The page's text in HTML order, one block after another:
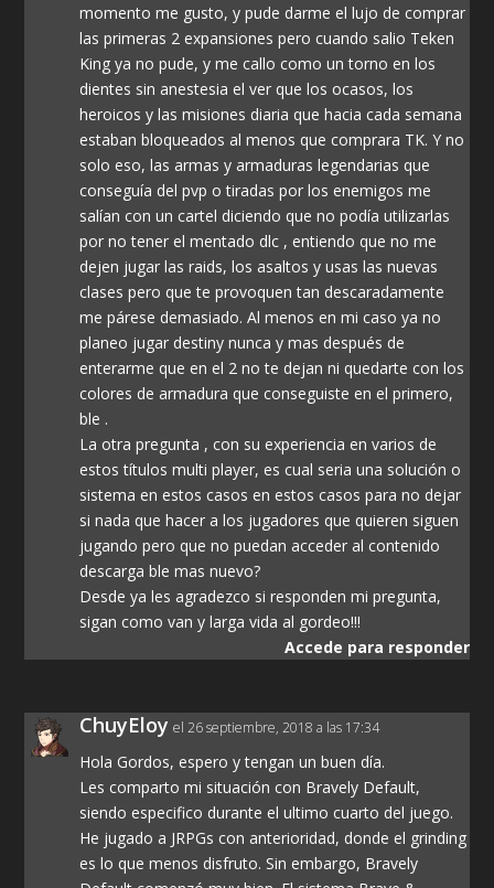
momento me gusto, y pude darme el lujo de comprar
las primeras 2 expansiones pero cuando salio Teken
King ya no pude, y me callo como un torno en los
dientes sin anestesia el ver que los ocasos, los
heroicos y las misiones diaria que hacia cada semana
estaban bloqueados al menos que comprara TK. Y no
solo eso, las armas y armaduras legendarias que
conseguía del pvp o tiradas por los enemigos me
salían con un cartel diciendo que no podía utilizarlas
por no tener el mentado dlc , entiendo que no me
dejen jugar las raids, los asaltos y usas las nuevas
clases pero que te provoquen tan descaradamente
me párese demasiado. Al menos en mi caso ya no
planeo jugar destiny nunca y mas después de
enterarme que en el 2 no te dejan ni quedarte con los
colores de armadura que conseguiste en el primero,
ble .
La otra pregunta , con su experiencia en varios de
estos títulos multi player, es cual seria una solución o
sistema en estos casos en estos casos para no dejar
si nada que hacer a los jugadores que quieren siguen
jugando pero que no puedan acceder al contenido
descarga ble mas nuevo?
Desde ya les agradezco si responden mi pregunta,
sigan como van y larga vida al gordeo!!!
Accede para responder
ChuyEloy el 26 septiembre, 2018 a las 17:34
Hola Gordos, espero y tengan un buen día.
Les comparto mi situación con Bravely Default,
siendo especifico durante el ultimo cuarto del juego.
He jugado a JRPGs con anterioridad, donde el grinding
es lo que menos disfruto. Sin embargo, Bravely